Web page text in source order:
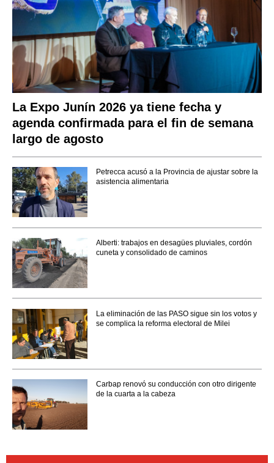
La Expo Junín 2026 ya tiene fecha y
agenda confirmada para el fin de semana
largo de agosto
Petrecca acusó a la Provincia de ajustar sobre la
asistencia alimentaria
Alberti: trabajos en desagües pluviales, cordón
cuneta y consolidado de caminos
La eliminación de las PASO sigue sin los votos y
se complica la reforma electoral de Milei
Carbap renovó su conducción con otro dirigente
de la cuarta a la cabeza